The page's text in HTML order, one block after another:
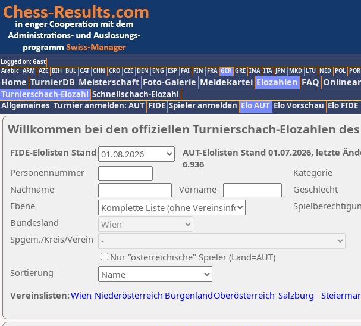
Logged on: Gast
Arabic ARM AZE BIH BUL CAT CHN CRO CZE DEN ENG ESP FAI FIN FRA GER GRE INA ITA JPN MKD LTU NED POL POR
Home TurnierDB Meisterschaft Foto-Galerie Meldekartei Elozahlen FAQ
Turnierschach-Elozahl Schnellschach-Elozahl
Allgemeines Turnier anmelden: AUT FIDE Spieler anmelden Elo AUT Elo Vorschau Elo FIDE
Willkommen bei den offiziellen Turnierschach-Elozahlen des
Nachname
Vorname
Ebene
Kategorie
Sortierung
Personennummer
Bundesland
Spgem./Kreis/Verein
Geschlecht
Nur "österreichische" Spieler (Land=AUT)
Vereinslisten:Wien Niederösterreich BurgenlandOberösterreich Salzburg
AUT-Elolisten Stand 01.07.2026, letzte
6.936
FIDE-Elolisten Stand